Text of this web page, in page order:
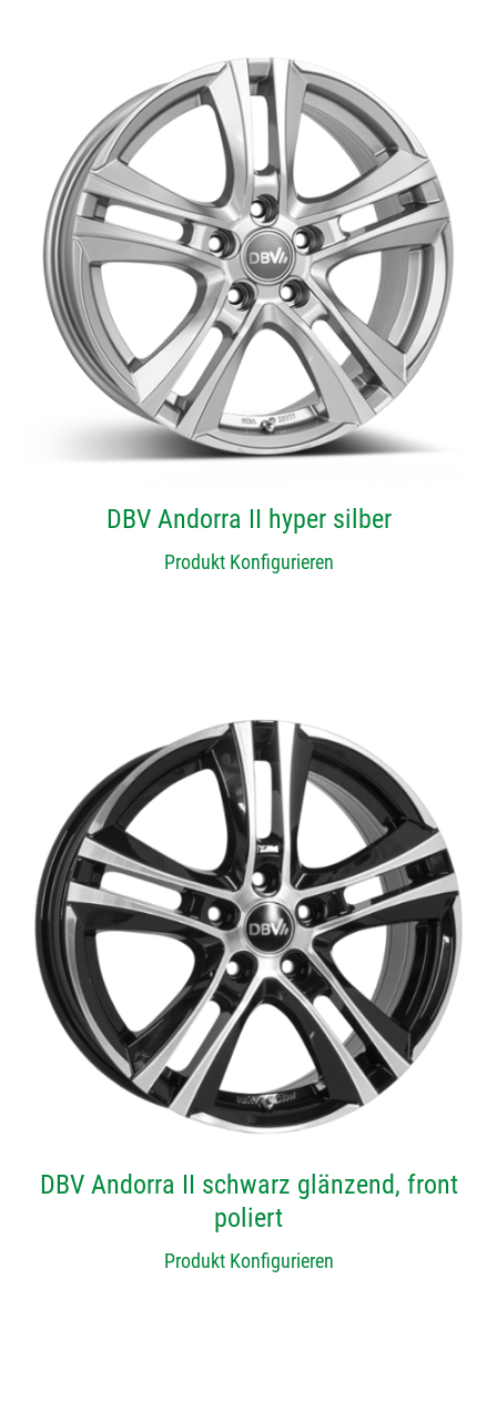
DBV Andorra II hyper silber
Produkt Konfigurieren
DBV Andorra II schwarz glänzend, front
poliert
Produkt Konfigurieren